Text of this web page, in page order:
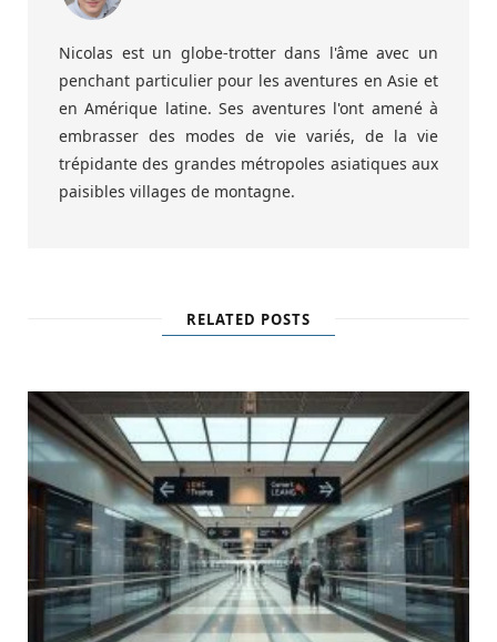
Nicolas est un globe-trotter dans l'âme avec un
penchant particulier pour les aventures en Asie et
en Amérique latine. Ses aventures l'ont amené à
embrasser des modes de vie variés, de la vie
trépidante des grandes métropoles asiatiques aux
paisibles villages de montagne.
RELATED POSTS